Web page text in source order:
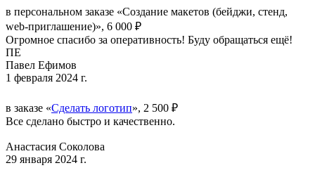
в персональном заказе «Создание макетов (бейджи, стенд,
web-приглашение)», 6 000 ₽
Огромное спасибо за оперативность! Буду обращаться ещё!
ПЕ
Павел Ефимов
1 февраля 2024 г.
в заказе «Сделать логотип», 2 500 ₽
Все сделано быстро и качественно.
Анастасия Соколова
29 января 2024 г.